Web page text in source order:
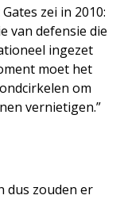
zei in 2010:
van defensie die
ingezet
moet het
om
vernietigen.”
dus zouden er